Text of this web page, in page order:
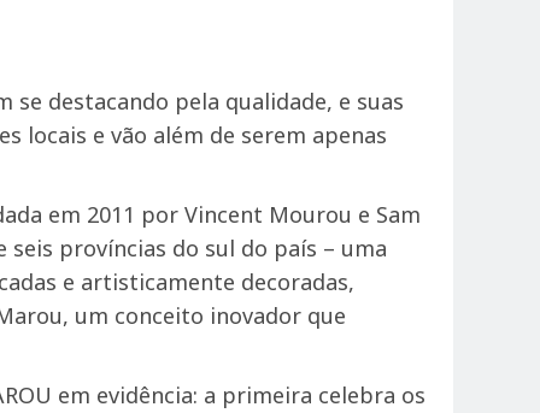
se destacando pela qualidade, e suas
locais e vão além de serem apenas
em 2011 por Vincent Mourou e Sam
províncias do sul do país – uma
e artisticamente decoradas,
um conceito inovador que
em evidência: a primeira celebra os